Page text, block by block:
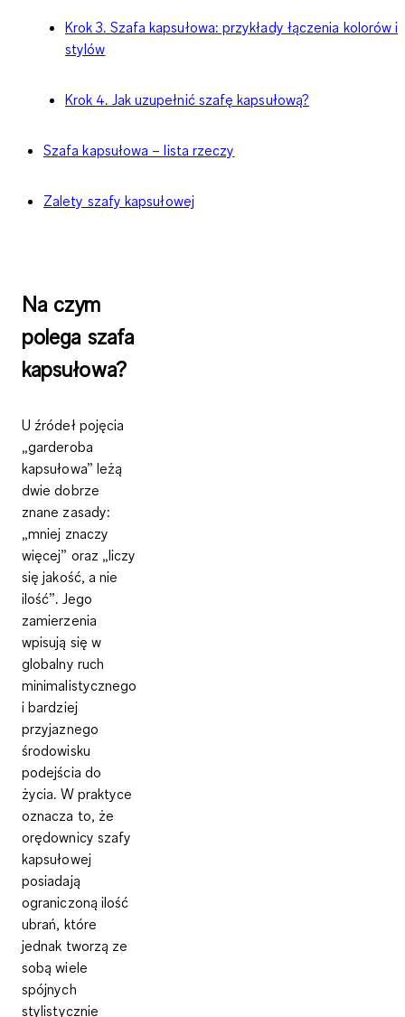
Krok 3. Szafa kapsułowa: przykłady łączenia kolorów i
stylów
Krok 4. Jak uzupełnić szafę kapsułową?
Szafa kapsułowa – lista rzeczy
Zalety szafy kapsułowej
Na czym
polega szafa
kapsułowa?
U źródeł pojęcia
„garderoba
kapsułowa” leżą
dwie dobrze
znane zasady:
„mniej znaczy
więcej” oraz „liczy
się jakość, a nie
ilość”. Jego
zamierzenia
wpisują się w
globalny ruch
minimalistycznego
i bardziej
przyjaznego
środowisku
podejścia do
życia. W praktyce
oznacza to, że
orędownicy szafy
kapsułowej
posiadają
ograniczoną ilość
ubrań, które
jednak tworzą ze
sobą wiele
spójnych
stylistycznie